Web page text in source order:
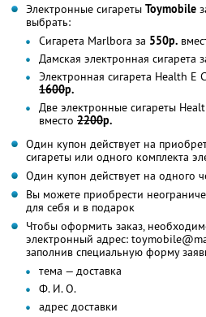
Электронные сигареты Toymobile
выбрать:
Сигарета Marlbora за 550р.
Дамская электронная сигарета
Электронная сигарета Health E
1600р.
Две электронные сигареты
вместо 2200р.
Один купон действует на
сигареты или одного комплекта
Один купон действует на одного
Вы можете приобрести
для себя и в подарок
Чтобы оформить заказ,
электронный адрес:
заполнив специальную форму
тема — доставка
Ф. И. О.
адрес доставки